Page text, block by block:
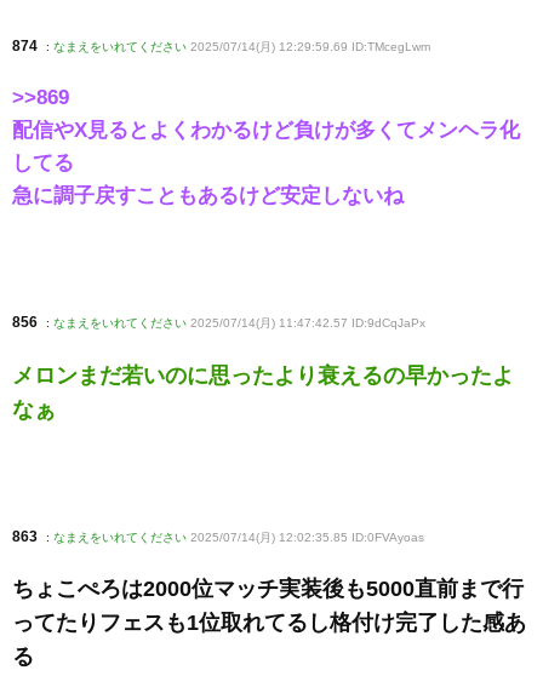
874 : なまえをいれてください 2025/07/14(月) 12:29:59.69 ID:TMcegLwm
>>869
配信やX見るとよくわかるけど負けが多くてメンヘラ化
してる
急に調子戻すこともあるけど安定しないね
856 : なまえをいれてください 2025/07/14(月) 11:47:42.57 ID:9dCqJaPx
メロンまだ若いのに思ったより衰えるの早かったよ
なぁ
863 : なまえをいれてください 2025/07/14(月) 12:02:35.85 ID:0FVAyoas
ちょこぺろは2000位マッチ実装後も5000直前まで行
ってたりフェスも1位取れてるし格付け完了した感あ
る